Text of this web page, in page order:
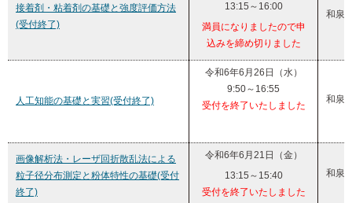
接着剤・粘着剤の基礎と強度評価方法
(受付終了)
13:15～16:00
満員になりましたので申
込みを締め切りました
和泉
人工知能の基礎と実習(受付終了)
令和6年6月26日（水）
9:50～16:55
受付を終了いたしました
和泉
画像解析法・レーザ回折散乱法による
粒子径分布測定と粉体特性の基礎(受付
終了)
令和6年6月21日（金）
13:15～15:40
受付を終了いたしました
和泉